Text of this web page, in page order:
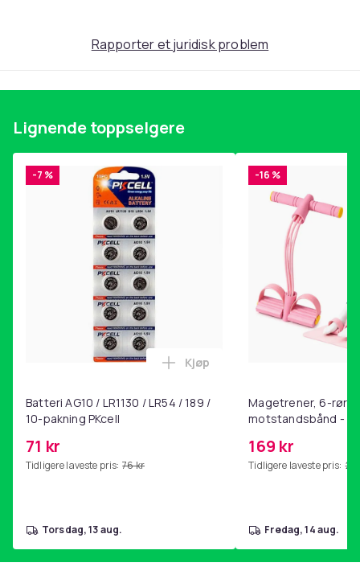
00adfc13-4a5c-42bb-b56e-a6db22a7e2dd
Produktsikkerhetsinformasjon
Rapporter et juridisk problem
Lignende toppselgere
-7 %
Batteri AG10 / LR1130 / LR54 / 189 /
10-pakning PKcell
71 kr
Tidligere laveste pris: 76 kr
Legg Batteri AG10 / LR1130 /
Kjøp
torsdag, 13 aug.
-16 %
Magetrener, 6-rørs
motstandsbånd -
hjemmegymnastikk
169 kr
Tidligere laveste pris:
fredag, 14 aug.